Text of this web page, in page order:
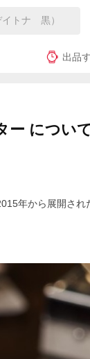
出品
ー につい
年から展開され